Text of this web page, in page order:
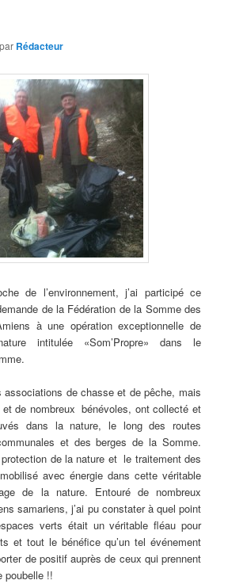
r
t
i
c
l
e
s
par Rédacteur
de l’environnement, j’ai participé ce
de la Fédération de la Somme des
à une opération exceptionnelle de
intitulée «Som’Propre» dans le
associations de chasse et de pêche, mais
et de nombreux bénévoles, ont collecté et
dans la nature, le long des routes
et des berges de la Somme.
de la nature et le traitement des
avec énergie dans cette véritable
de la nature. Entouré de nombreux
samariens, j’ai pu constater à quel point
verts était un véritable fléau pour
et tout le bénéfice qu’un tel événement
de positif auprès de ceux qui prennent
poubelle !!